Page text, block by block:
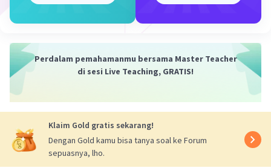
diperoleh batas x < 5 dan jika x variabel pada
bilangan asli kurang dari 10 maka nilai x yang
Jadi, nilai x dari pertidaksamaan tersebut adalah
Beri Rating·0.0( 0) Balas
Perdalam pemahamanmu bersama Master Teacher
di sesi Live Teaching, GRATIS!
Klaim Gold gratis sekarang!
Dengan Gold kamu bisa tanya soal ke Forum
sepuasnya, lho.